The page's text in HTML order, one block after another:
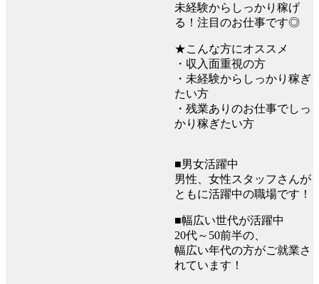
未経験からしっかり稼げ
る！注目のお仕事です◎
★こんな方にオススメ
・収入面重視の方
・未経験からしっかり稼ぎ
たい方
・残業ありのお仕事でしっ
かり稼ぎたい方
■男女活躍中
男性、女性スタッフさんが
ともに活躍中の職場です！
■幅広い世代が活躍中
20代～50前半の、
幅広い年代の方がご就業さ
れています！